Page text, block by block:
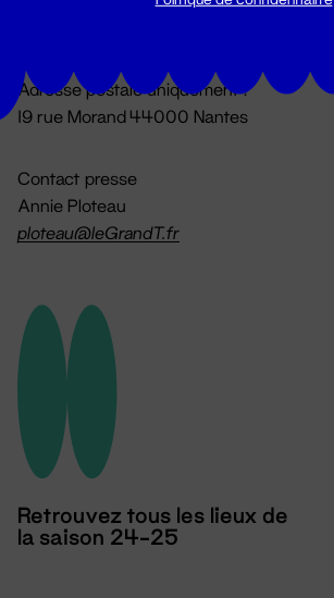
Du lundi au vendredi 14h → 18h
Adresse postale uniquement :
19 rue Morand 44000 Nantes
Contact presse
Annie Ploteau
ploteau@leGrandT.fr
Retrouvez tous les lieux de
la saison 24-25